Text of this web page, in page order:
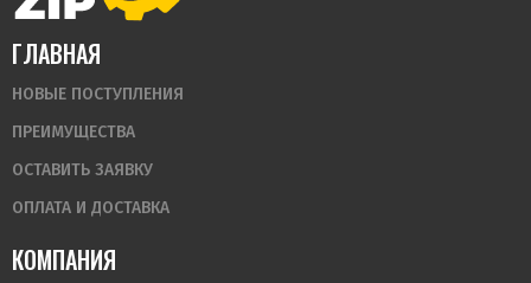
ГЛАВНАЯ
НОВЫЕ ПОСТУПЛЕНИЯ
ПРЕИМУЩЕСТВА
ОСТАВИТЬ ЗАЯВКУ
ОПЛАТА И ДОСТАВКА
КОМПАНИЯ